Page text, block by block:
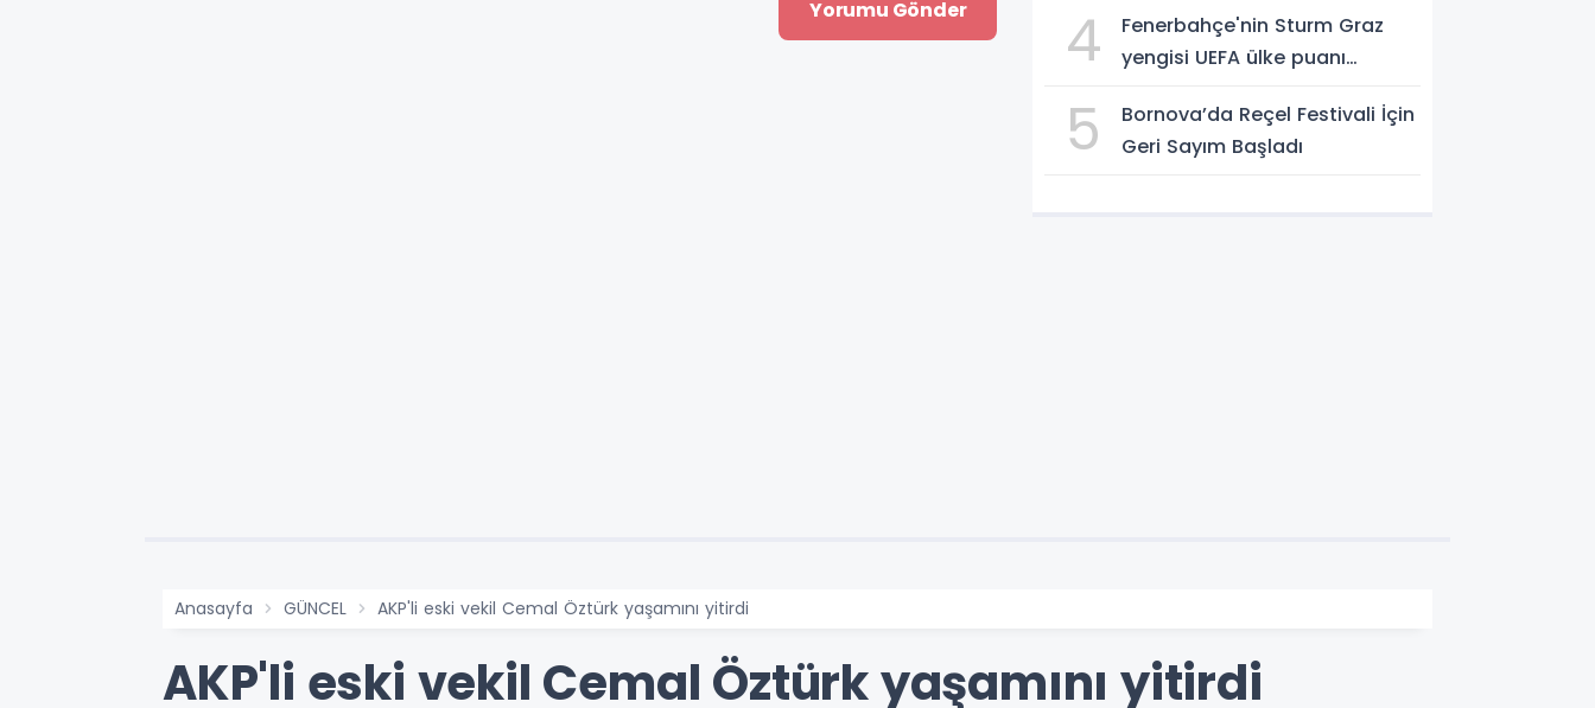
4
Fenerbahçe'nin Sturm Graz
yengisi UEFA ülke puanı
5
Bornova’da Reçel Festivali İçin
Geri Sayım Başladı
Anasayfa GÜNCEL AKP'li eski vekil Cemal Öztürk yaşamını yitirdi
AKP'li eski vekil Cemal Öztürk yaşamını yitirdi